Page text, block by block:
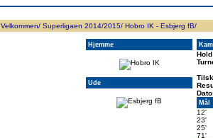
Velkommen/ Superligaen 2014/2015/ Hobro IK - Esbjerg fB/
Hjemme
Ude
Mål
12'
23'
25'
71'